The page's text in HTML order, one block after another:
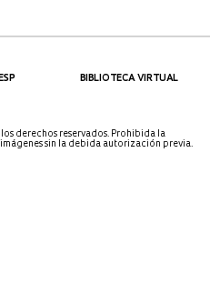
BIBLIOTECA VIRTUAL
los derechos reservados. Prohibida la
sin la debida autorización previa.